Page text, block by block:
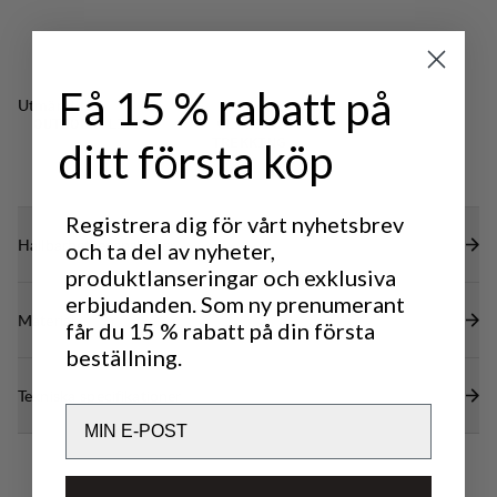
Utmärkt för
OUTDOOR LIFE
CLASSIC
TREKKING
Hållbarhetsegenskaper
Material
Tekniska specifikationer
Få 15 % rabatt på
ditt första köp
Registrera dig för vårt nyhetsbrev
och ta del av nyheter,
produktlanseringar och exklusiva
erbjudanden. Som ny prenumerant
får du 15 % rabatt på din första
beställning.